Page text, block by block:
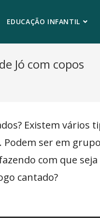
EDUCAÇÃO INFANTIL
Jó com copos
Existem vários
ser em
com que
cantado?